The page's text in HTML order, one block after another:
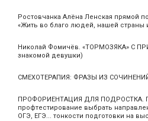
Ростовчанка Алёна Ленская прямой
«Жить во благо людей, нашей страны
Николай Фомичёв. «ТОРМОЗЯКА» С
знакомой девушки)
СМЕХОТЕРАПИЯ: ФРАЗЫ ИЗ
ПРОФОРИЕНТАЦИЯ ДЛЯ ПОДРОСТКА.
профтестирование выбрать
ОГЭ, ЕГЭ... тонкости подготовки на